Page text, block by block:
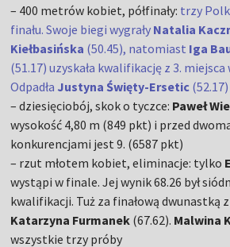
– 400 metrów kobiet, półfinały: trzy
finału. Swoje biegi wygrały Natalia
Kiełbasińska (50.45), natomiast Iga
(51.17) uzyskała kwalifikację z 3. miejsca
Odpadła Justyna Święty-Ersetic (52.17)
– dziesięciobój, skok o tyczce: Paweł
wysokość 4,80 m (849 pkt) i przed
konkurencjami jest 9. (6587 pkt)
– rzut młotem kobiet, eliminacje: tylko
wystąpi w finale. Jej wynik 68.26 był
kwalifikacji. Tuż za finałową dwunastką
Katarzyna Furmanek (67.62). Malwina
wszystkie trzy próby